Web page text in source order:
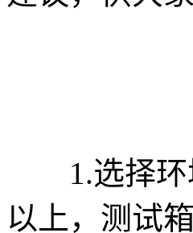
1.选择环
以上，测试